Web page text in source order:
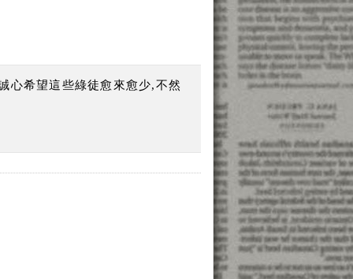
心希望這些綠徒愈來愈少,不然